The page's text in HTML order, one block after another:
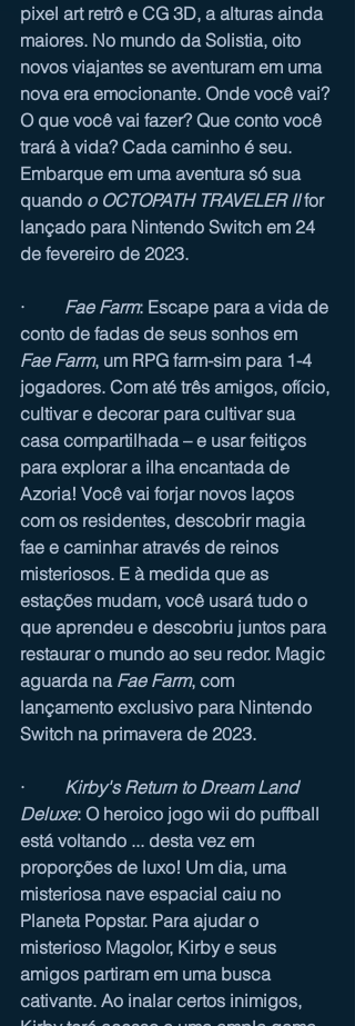
pixel art retrô e CG 3D, a alturas ainda
maiores. No mundo da Solistia, oito
novos viajantes se aventuram em uma
nova era emocionante. Onde você vai?
O que você vai fazer? Que conto você
trará à vida? Cada caminho é seu.
Embarque em uma aventura só sua
quando o OCTOPATH TRAVELER II for
lançado para Nintendo Switch em 24
de fevereiro de 2023.
· Fae Farm: Escape para a vida de
conto de fadas de seus sonhos em
Fae Farm, um RPG farm-sim para 1-4
jogadores. Com até três amigos, ofício,
cultivar e decorar para cultivar sua
casa compartilhada – e usar feitiços
para explorar a ilha encantada de
Azoria! Você vai forjar novos laços
com os residentes, descobrir magia
fae e caminhar através de reinos
misteriosos. E à medida que as
estações mudam, você usará tudo o
que aprendeu e descobriu juntos para
restaurar o mundo ao seu redor. Magic
aguarda na Fae Farm, com
lançamento exclusivo para Nintendo
Switch na primavera de 2023.
· Kirby's Return to Dream Land
Deluxe: O heroico jogo wii do puffball
está voltando ... desta vez em
proporções de luxo! Um dia, uma
misteriosa nave espacial caiu no
Planeta Popstar. Para ajudar o
misterioso Magolor, Kirby e seus
amigos partiram em uma busca
cativante. Ao inalar certos inimigos,